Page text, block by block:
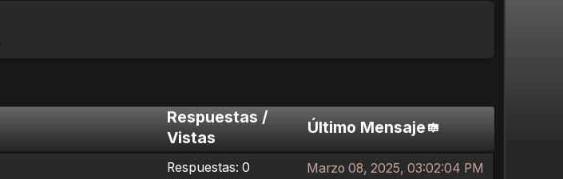
Respuestas /
Vistas
Último Mensaje
Respuestas: 0
Marzo 08, 2025, 03:02:04 PM